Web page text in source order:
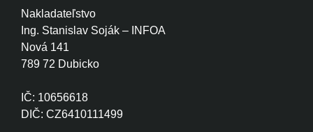
Nakladateľstvo
Ing. Stanislav Soják – INFOA
Nová 141
789 72 Dubicko
IČ: 10656618
DIČ: CZ6410111499